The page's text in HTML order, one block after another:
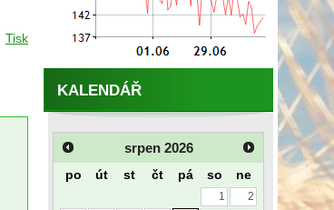
Tisk
KALENDÁŘ
srpen 2026
po út st čt pá so ne
1
2